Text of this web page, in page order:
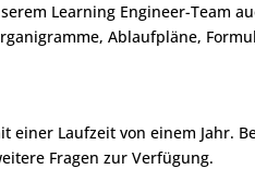
Learning Engineer-Team
Ablaufpläne,
einer Laufzeit von einem Jahr.
Fragen zur Verfügung.